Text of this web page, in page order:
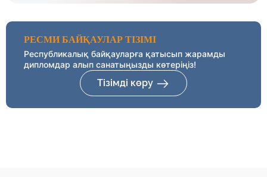
РЕСМИ БАЙҚАУЛАР ТІЗІМІ
Республикалық байқауларға қатысып жарамды
дипломдар алып санатыңызды көтеріңіз!
Тізімді көру